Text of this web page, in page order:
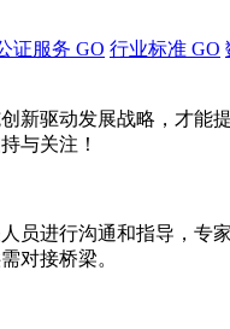
证服务 GO 行业标准 GO
驱动发展战略，才能
与关注！
员进行沟通和指导，
对接桥梁。